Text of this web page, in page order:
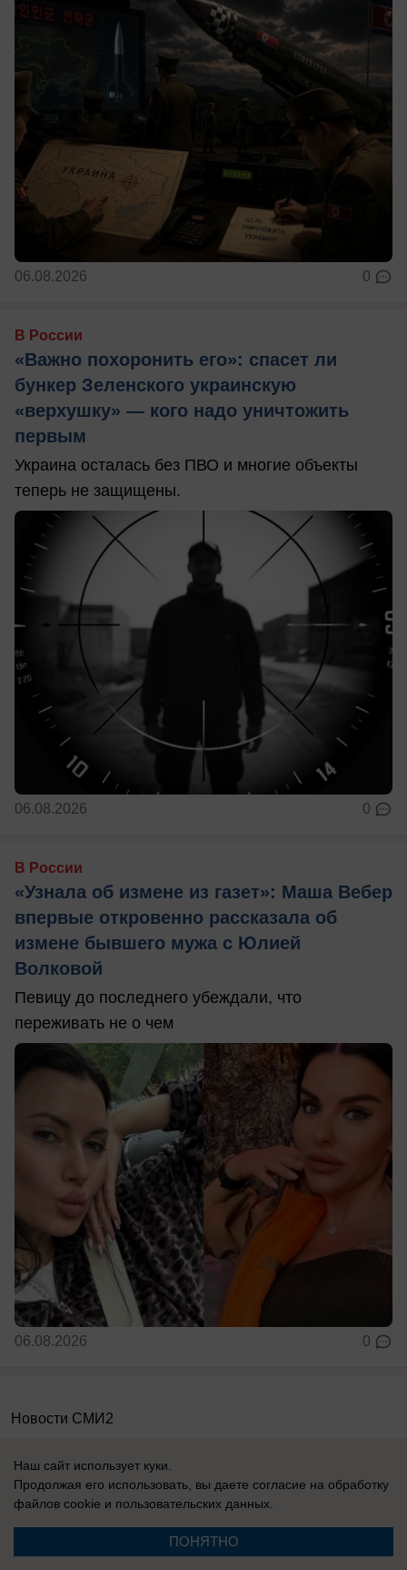
06.08.2026 0
В России
«Важно похоронить его»: спасет ли
бункер Зеленского украинскую
«верхушку» — кого надо уничтожить
первым
Украина осталась без ПВО и многие объекты
теперь не защищены.
06.08.2026 0
В России
«Узнала об измене из газет»: Маша Вебер
впервые откровенно рассказала об
измене бывшего мужа с Юлией
Волковой
Певицу до последнего убеждали, что
переживать не о чем
06.08.2026 0
Новости СМИ2
Реклама на сайте
Контакты
Вакансии
Наш сайт использует куки.
Продолжая его использовать, вы даете согласие на обработку
файлов cookie и пользовательских данных.
ПОНЯТНО